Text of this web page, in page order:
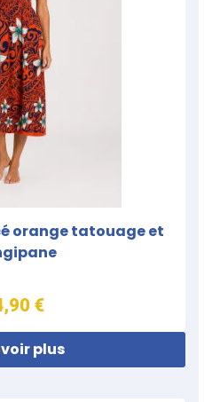
orange tatouage et
€
plus